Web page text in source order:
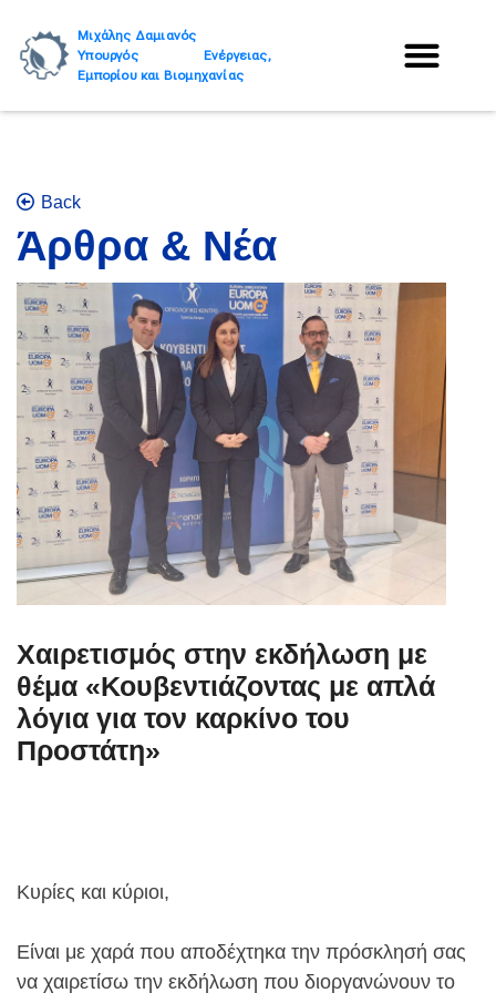
Μιχάλης Δαμιανός
Υπουργός Ενέργειας,
Εμπορίου και Βιομηχανίας
Back
Άρθρα & Νέα
Χαιρετισμός στην εκδήλωση με
θέμα «Κουβεντιάζοντας με απλά
λόγια για τον καρκίνο του
Προστάτη»
Κυρίες και κύριοι,
Είναι με χαρά που αποδέχτηκα την πρόσκλησή σας
να χαιρετίσω την εκδήλωση που διοργανώνουν το